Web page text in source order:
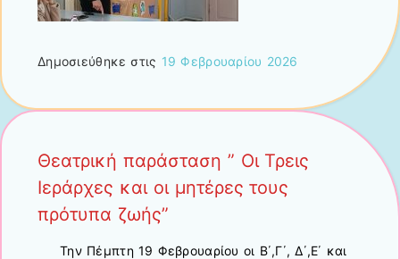
Δημοσιεύθηκε στις 19 Φεβρουαρίου 2026
Θεατρική παράσταση ” Οι Τρεις
Ιεράρχες και οι μητέρες τους
πρότυπα ζωής”
Την Πέμπτη 19 Φεβρουαρίου οι Β΄,Γ΄, Δ΄,Ε΄ και